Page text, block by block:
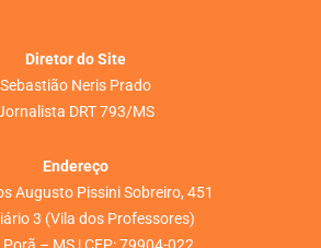
Diretor do Site
Sebastião Neris Prado
DRT 793/MS
Endereço
Augusto Pissini Sobreiro, 451
3 (Vila dos Professores)